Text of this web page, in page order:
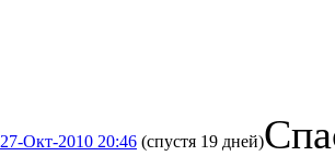
27-Окт-2010 20:46 (спустя 19 дней)